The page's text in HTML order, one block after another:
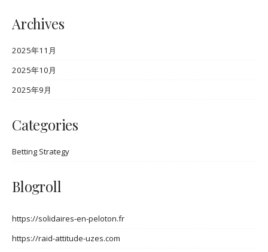
Archives
2025年11月
2025年10月
2025年9月
Categories
Betting Strategy
Blogroll
https://solidaires-en-peloton.fr
https://raid-attitude-uzes.com